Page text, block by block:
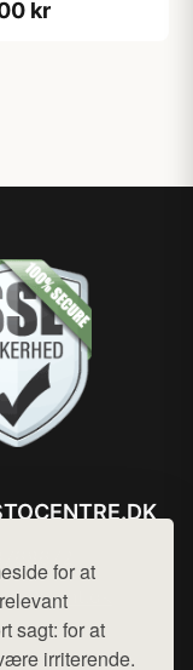
for at
sagt: for at
irriterende.
kr
hej@want.dk
og privatlivspolitik